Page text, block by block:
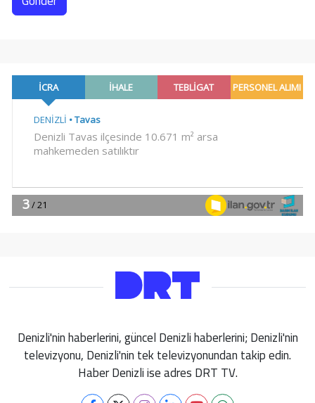
Denizli'nin haberlerini, güncel Denizli haberlerini; Denizli'nin
televizyonu, Denizli'nin tek televizyonundan takip edin.
Haber Denizli ise adres DRT TV.